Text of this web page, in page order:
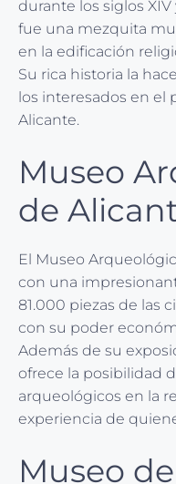
durante los siglos XIV
fue una mezquita
en la edificación
Su rica historia la
los interesados en
Alicante.
Museo
de
El Museo
con una
81.000 piezas de las
con su poder
Además de su
ofrece la posibilidad
arqueológicos en la
experiencia de
Museo